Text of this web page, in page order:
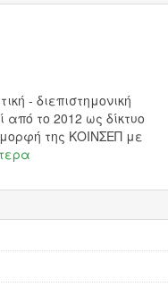
- διεπιστημονική
το 2012 ως δίκτυο
της ΚΟΙΝΣΕΠ με